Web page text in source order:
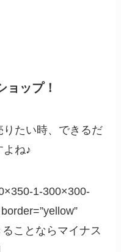
ョップ！
たい時、できるだ
よね♪
1-300×300-
ことならマイナス